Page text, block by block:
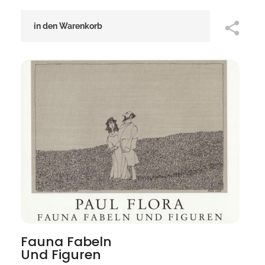
in den Warenkorb
Fauna Fabeln
Und Figuren